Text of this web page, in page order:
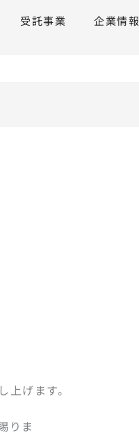
受託事業 企業情報
げます。
りま